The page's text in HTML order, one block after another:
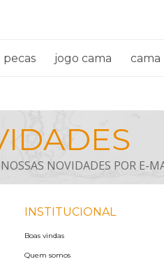
pecas jogo cama cama
INSTITUCIONAL
Boas vindas
Quem somos